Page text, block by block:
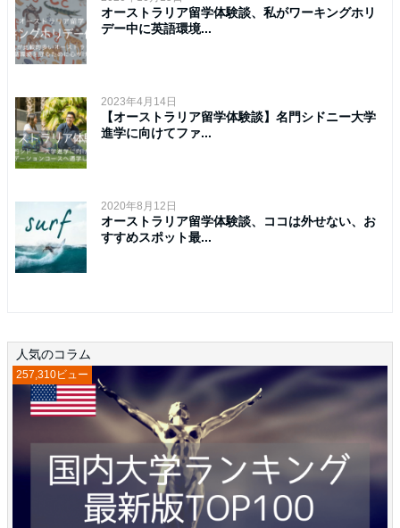
オーストラリア留学体験談、私がワーキングホリ
デー中に英語環境...
2023年4月14日
【オーストラリア留学体験談】名門シドニー大学
進学に向けてファ...
2020年8月12日
オーストラリア留学体験談、ココは外せない、お
すすめスポット最...
人気のコラム
257,310ビュー